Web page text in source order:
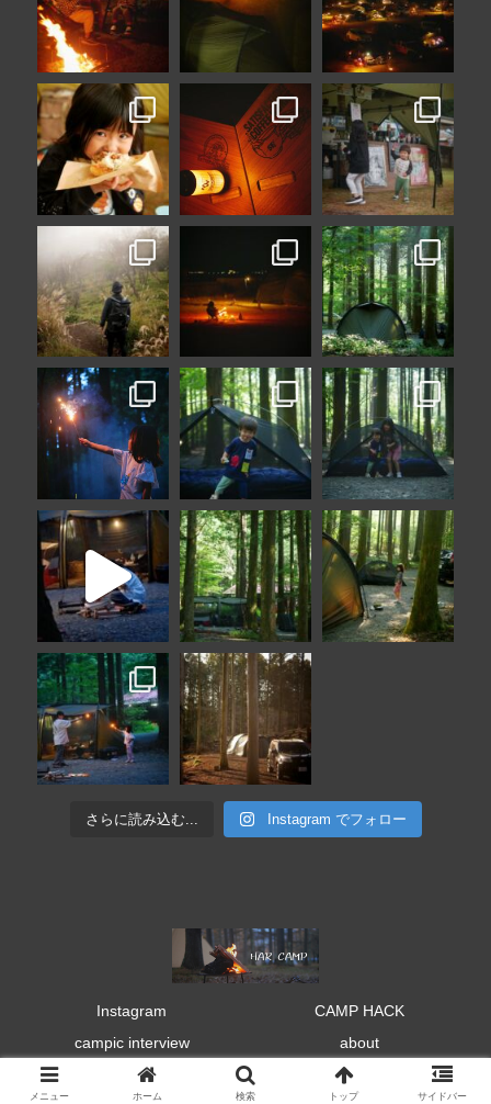
さらに読み込む... Instagram でフォロー
Instagram
CAMP HACK
campic interview
about
© 2019 HAR CAMP.
メニュー ホーム 検索 トップ サイドバー